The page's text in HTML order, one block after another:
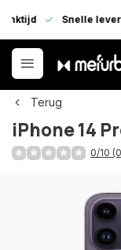
Snelle
Terug
iPhone 14
0/10